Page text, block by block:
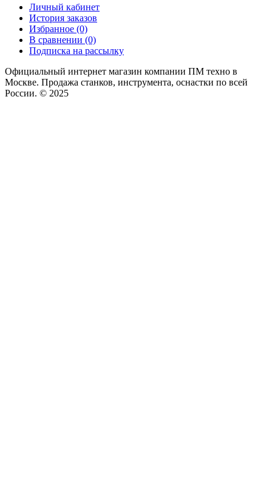
Личный кабинет
История заказов
Избранное (0)
В сравнении (0)
Подписка на рассылку
Официальный интернет магазин компании ПМ техно в
Москве. Продажа станков, инструмента, оснастки по всей
России. © 2025